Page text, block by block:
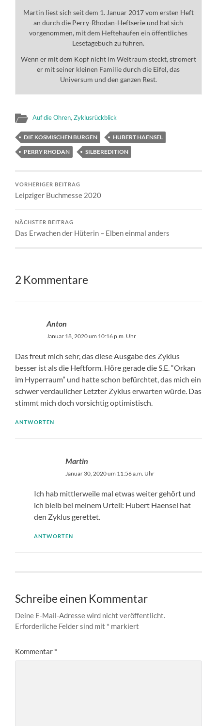
Martin liest sich seit dem 1. Januar 2017 vom ersten Heft
an durch die Perry-Rhodan-Heftserie und hat sich
vorgenommen, mit dem Heftehaufen ein öffentliches
Lesetagebuch zu führen.
Wenn er mit dem Kopf nicht im Weltraum steckt, stromert
er mit seiner kleinen Familie durch die Eifel, das
Universum und den ganzen Rest.
Auf die Ohren,Zyklusrückblick
DIE KOSMISCHEN BURGEN
HUBERT HAENSEL
PERRY RHODAN
SILBEREDITION
VORHERIGER BEITRAG
Leipziger Buchmesse 2020
NÄCHSTER BEITRAG
Das Erwachen der Hüterin – Elben einmal anders
2 Kommentare
Anton
Januar 18, 2020 um 10:16 p.m. Uhr
Das freut mich sehr, das diese Ausgabe des Zyklus
besser ist als die Heftform. Höre gerade die S.E. “Orkan
im Hyperraum” und hatte schon befürchtet, das mich ein
schwer verdaulicher Letzter Zyklus erwarten würde. Das
stimmt mich doch vorsichtig optimistisch.
ANTWORTEN
Martin
Januar 30, 2020 um 11:56 a.m. Uhr
Ich hab mittlerweile mal etwas weiter gehört und
ich bleib bei meinem Urteil: Hubert Haensel hat
den Zyklus gerettet.
ANTWORTEN
Schreibe einen Kommentar
Deine E-Mail-Adresse wird nicht veröffentlicht.
Erforderliche Felder sind mit * markiert
Kommentar *